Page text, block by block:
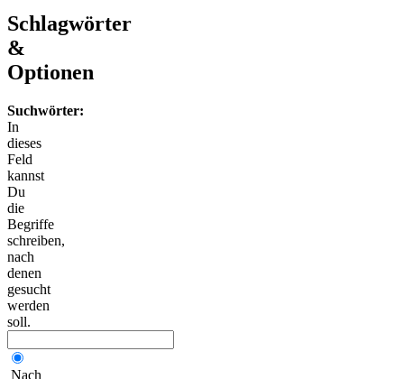
Schlagwörter
&
Optionen
Suchwörter:
In
dieses
Feld
kannst
Du
die
Begriffe
schreiben,
nach
denen
gesucht
werden
soll.
Nach